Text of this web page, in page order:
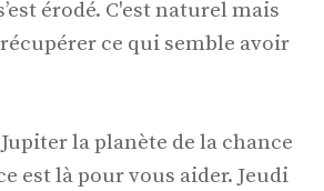
érodé. C'est naturel mais
ce qui semble avoir
la planète de la chance
est là pour vous aider. Jeudi